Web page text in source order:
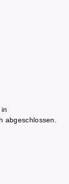
abgeschlossen.